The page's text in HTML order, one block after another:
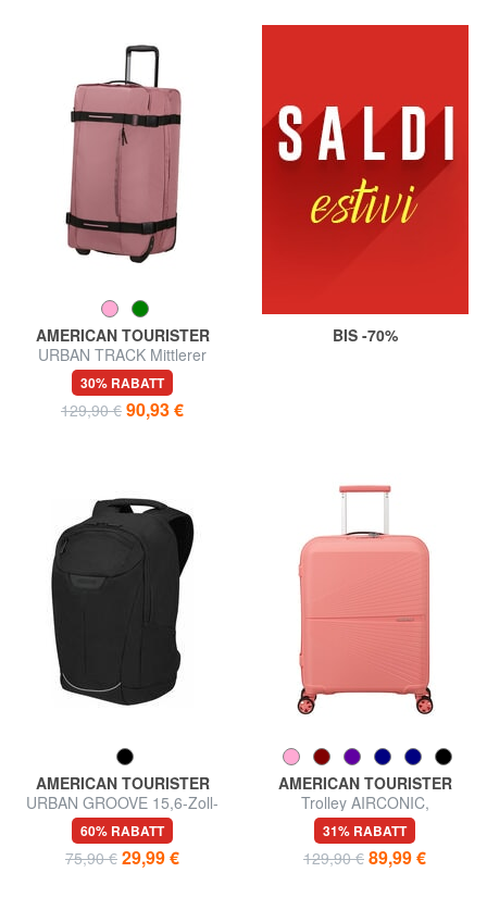
AMERICAN TOURISTER
URBAN TRACK Mittlerer
Trolley
30% RABATT
129,90 € 90,93 €
BIS -70%
AMERICAN TOURISTER
URBAN GROOVE 15,6-Zoll-
PC-Rucksack
60% RABATT
75,90 € 29,99 €
AMERICAN TOURISTER
Trolley AIRCONIC,
Handgepäck, leicht
31% RABATT
129,90 € 89,99 €